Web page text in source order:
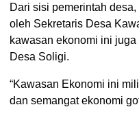
Dari sisi pemerintah
oleh Sekretaris Desa
kawasan ekonomi ini
Desa Soligi.
“Kawasan Ekonomi ini
dan semangat ekonomi